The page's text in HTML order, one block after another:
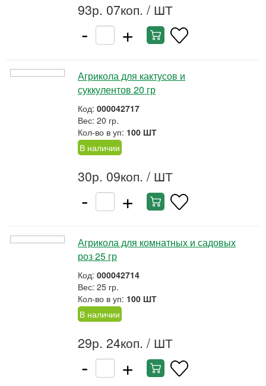
93р. 07коп. / ШТ
- +
Агрикола для кактусов и
суккулентов 20 гр
Код: 000042717
Вес: 20 гр.
Кол-во в уп: 100 ШТ
В наличии
30р. 09коп. / ШТ
- +
Агрикола для комнатных и садовых
роз 25 гр
Код: 000042714
Вес: 25 гр.
Кол-во в уп: 100 ШТ
В наличии
29р. 24коп. / ШТ
- +